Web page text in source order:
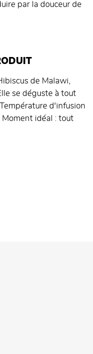
par la douceur de
de Malawi,
se déguste à tout
d'infusion
Moment idéal : tout